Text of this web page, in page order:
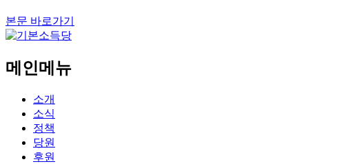
본문 바로가기
메인메뉴
소개
소식
정책
당원
후원